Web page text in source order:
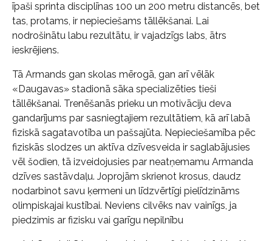
īpaši sprinta disciplīnas 100 un 200 metru distancēs, bet
tas, protams, ir nepieciešams tāllēkšanai. Lai
nodrošinātu labu rezultātu, ir vajadzīgs labs, ātrs
ieskrējiens.
Tā Armands gan skolas mērogā, gan arī vēlāk
«Daugavas» stadionā sāka specializēties tieši
tāllēkšanai. Trenēšanās prieku un motivāciju deva
gandarījums par sasniegtajiem rezultātiem, kā arī labā
fiziskā sagatavotība un pašsajūta. Nepieciešamība pēc
fiziskās slodzes un aktīva dzīvesveida ir saglabājusies
vēl šodien, tā izveidojusies par neatņemamu Armanda
dzīves sastāvdaļu. Joprojām skrienot krosus, daudz
nodarbinot savu ķermeni un līdzvērtīgi pielīdzināms
olimpiskajai kustībai. Neviens cilvēks nav vainīgs, ja
piedzimis ar fizisku vai garīgu nepilnību